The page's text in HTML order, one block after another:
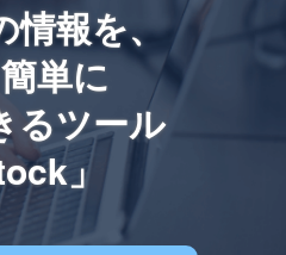
情報を、
単に
るツール
」